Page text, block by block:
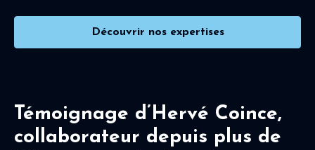
Découvrir nos expertises
Témoignage d’Hervé Coince,
collaborateur depuis plus de